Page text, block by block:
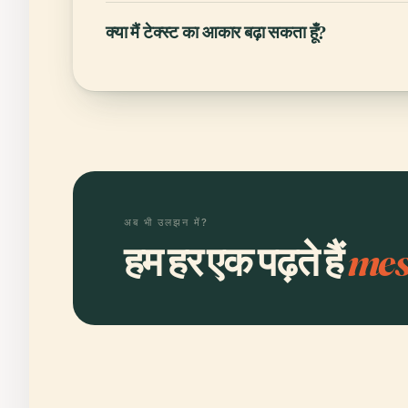
क्या मैं टेक्स्ट का आकार बढ़ा सकता हूँ?
अब भी उलझन में?
हम हर एक पढ़ते हैं